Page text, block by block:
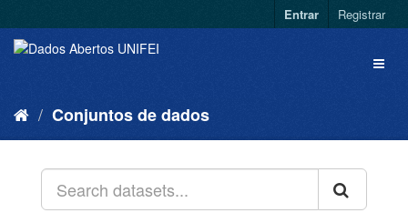
Entrar Registrar
Conjuntos de dados